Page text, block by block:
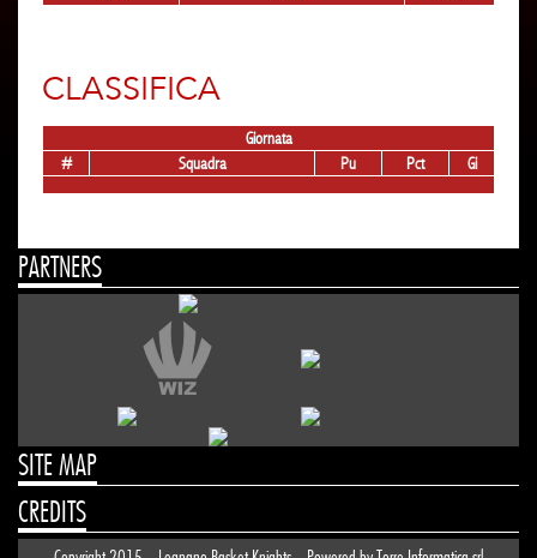
CLASSIFICA
Giornata
#
Squadra Pu Pct Gi
PARTNERS
SITE MAP
CREDITS